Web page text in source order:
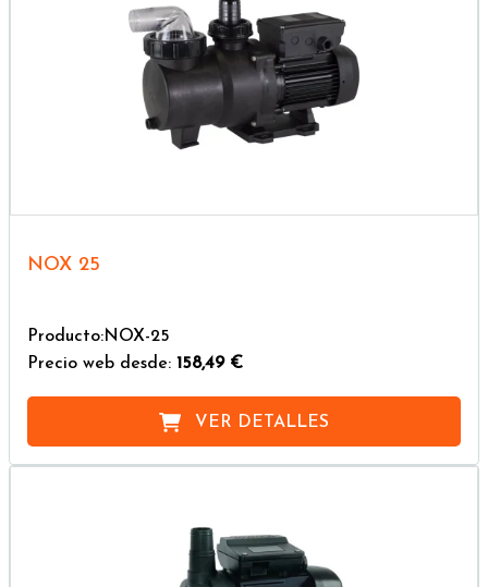
NOX 25
Producto:NOX-25
Precio web desde: 158,49 €
VER DETALLES